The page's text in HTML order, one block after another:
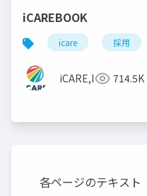
iCAREBOOK
icare 採用
iCARE,Inc 714.5K
各ページのテキスト